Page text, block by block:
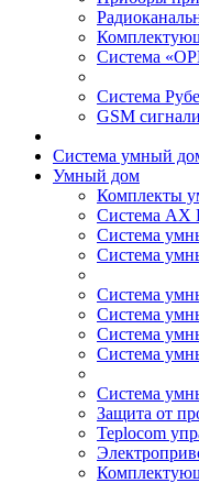
Система
Система
GSM
Система умный
Умный дом
Комплекты
Система AX
Система
Система
Система
Система
Система
Система
Система
Защита от
Teplocom